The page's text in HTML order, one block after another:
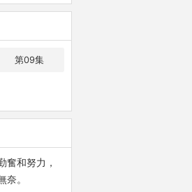
第09集
奮和努力，
。